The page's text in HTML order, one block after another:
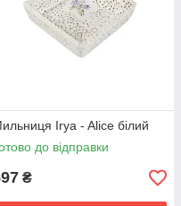
Irya - Alice білий
до відправки
₴